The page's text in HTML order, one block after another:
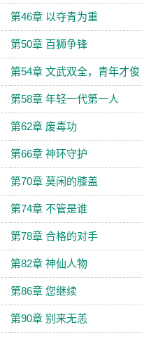
第46章 以夺青为重
第50章 百狮争锋
第54章 文武双全，青年才俊
第58章 年轻一代第一人
第62章 废毒功
第66章 神环守护
第70章 莫闲的膝盖
第74章 不管是谁
第78章 合格的对手
第82章 神仙人物
第86章 您继续
第90章 别来无恙